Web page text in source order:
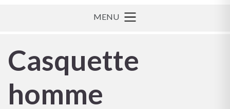
Casquette
homme